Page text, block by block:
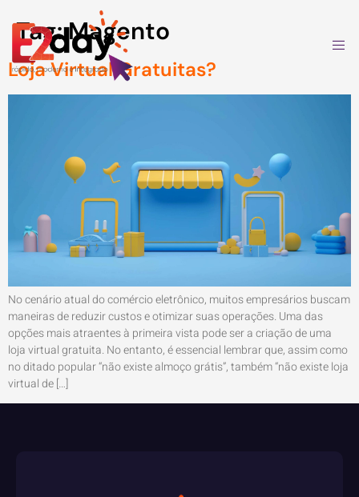
Tag:Magento
Loja Virtual Gratuitas?
No cenário atual do comércio eletrônico, muitos empresários buscam
maneiras de reduzir custos e otimizar suas operações. Uma das
opções mais atraentes à primeira vista pode ser a criação de uma
loja virtual gratuita. No entanto, é essencial lembrar que, assim como
no ditado popular “não existe almoço grátis”, também “não existe loja
virtual de […]